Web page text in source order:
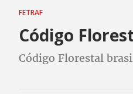
FETRAF
Código
Código Florestal